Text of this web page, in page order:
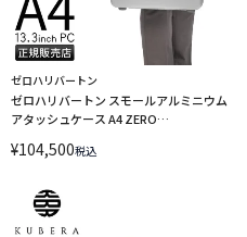
ゼロハリバートン
ゼロハリバートン スモールアルミニウム
アタッシュケース A4 ZERO
94442
¥104,500税込